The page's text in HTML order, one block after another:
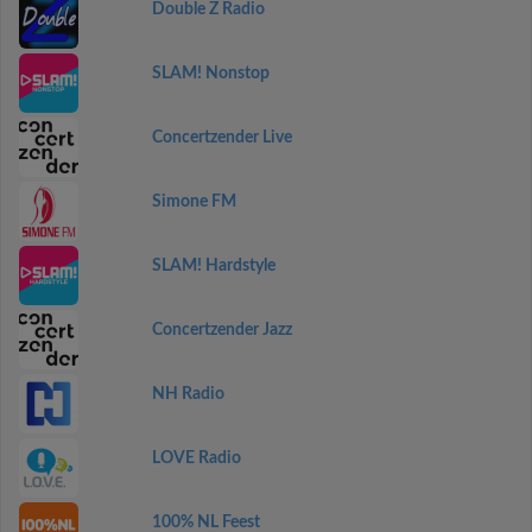
Double Z Radio
SLAM! Nonstop
Concertzender Live
Simone FM
SLAM! Hardstyle
Concertzender Jazz
NH Radio
LOVE Radio
100% NL Feest